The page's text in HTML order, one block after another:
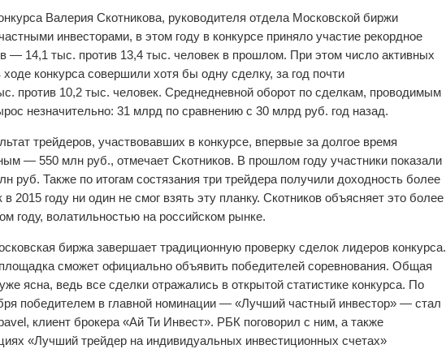
Валерия Скотникова, руководителя отдела Московской биржи
инвесторами, в этом году в конкурсе приняло участие рекордное
— 14,1 тыс. против 13,4 тыс. человек в прошлом. При этом число активных
ходе конкурса совершили хотя бы одну сделку, за год почти
против 10,2 тыс. человек. Среднедневной оборот по сделкам, проводимым
незначительно: 31 млрд по сравнению с 30 млрд руб. год назад.
трейдеров, участвовавших в конкурсе, впервые за долгое время
— 550 млн руб., отмечает Скотников. В прошлом году участники показали
руб. Также по итогам состязания три трейдера получили доходность более
в 2015 году ни один не смог взять эту планку. Скотников объясняет это более
году, волатильностью на российском рынке.
биржа завершает традиционную проверку сделок лидеров конкурса.
площадка сможет официально объявить победителей соревнования. Общая
ясна, ведь все сделки отражались в открытой статистике конкурса. По
победителем в главной номинации — «Лучший частный инвестор» — стал
клиент брокера «Ай Ти Инвест». РБК поговорил с ним, а также
«Лучший трейдер на индивидуальных инвестиционных счетах»